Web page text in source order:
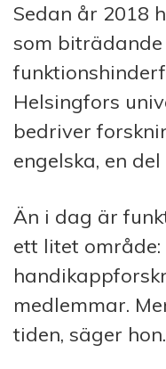
Sedan år 2018
som
Helsingfors
bedriver
engelska, en
Än i dag är
ett litet
medlemmar.
tiden, säger hon.